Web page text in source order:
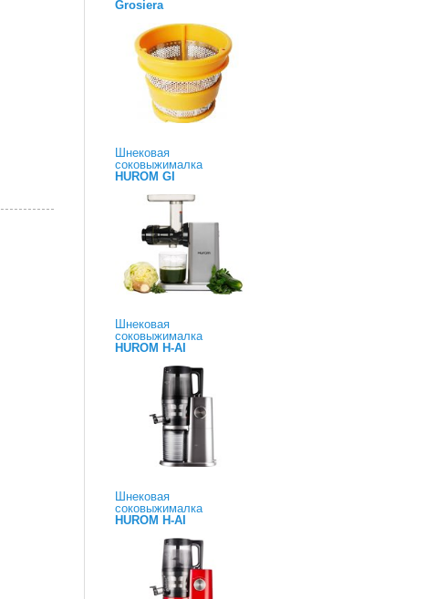
Grosiera
Шнековая
соковыжималка
HUROM GI
Шнековая
соковыжималка
HUROM H-AI
Шнековая
соковыжималка
HUROM H-AI